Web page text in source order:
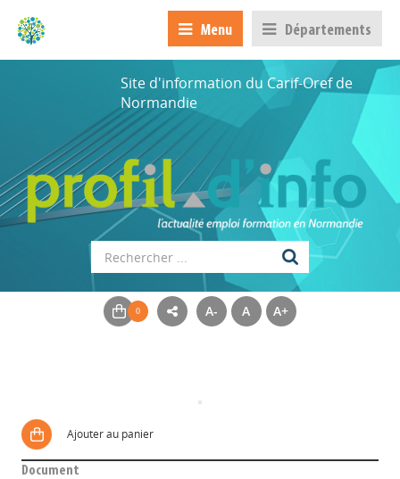
Menu Départements
Site d'information du Carif-Oref de
Normandie
A- A A+
Ajouter au panier
Document